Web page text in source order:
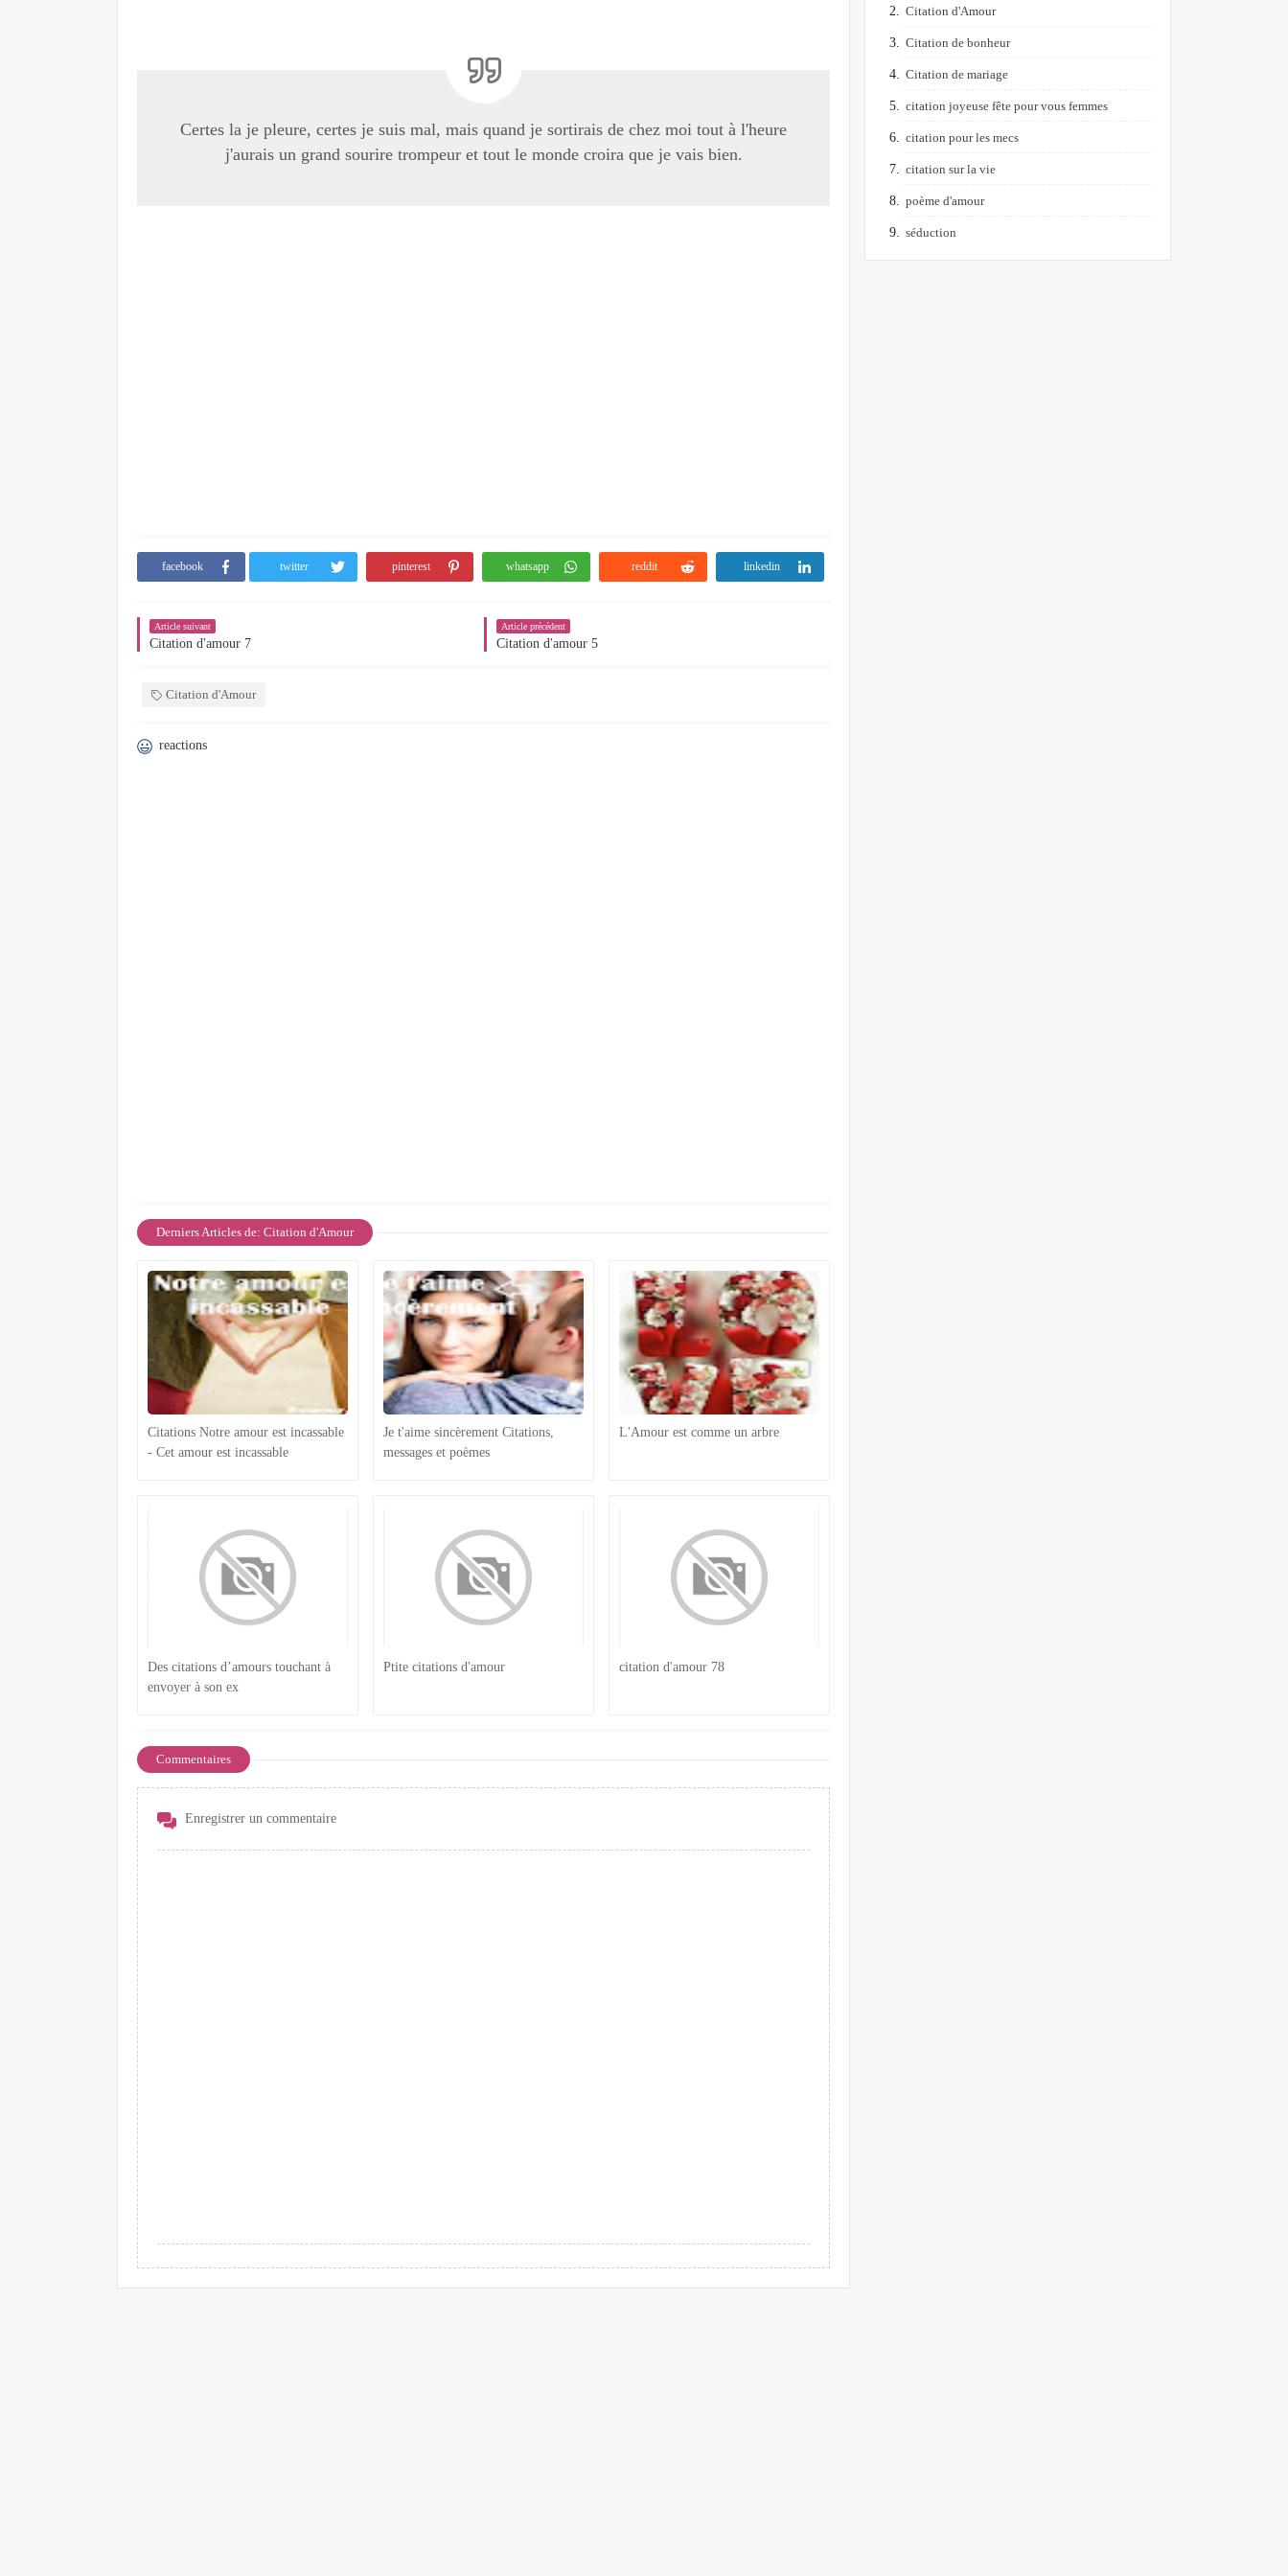
Certes la je pleure, certes je suis mal, mais quand je sortirais de chez moi tout à l'heure
j'aurais un grand sourire trompeur et tout le monde croira que je vais bien.
facebook twitter pinterest whatsapp reddit linkedin
Article suivant
Citation d'amour 7
Article précédent
Citation d'amour 5
Citation d'Amour
reactions
Derniers Articles de: Citation d'Amour
Citations Notre amour est incassable
- Cet amour est incassable
Je t'aime sincèrement Citations,
messages et poèmes
L'Amour est comme un arbre
Des citations d’amours touchant à
envoyer à son ex
Ptite citations d'amour citation d'amour 78
Commentaires
Enregistrer un commentaire
Citation d'Amour
Citation de bonheur
Citation de mariage
citation joyeuse fête pour vous femmes
citation pour les mecs
citation sur la vie
poème d'amour
séduction